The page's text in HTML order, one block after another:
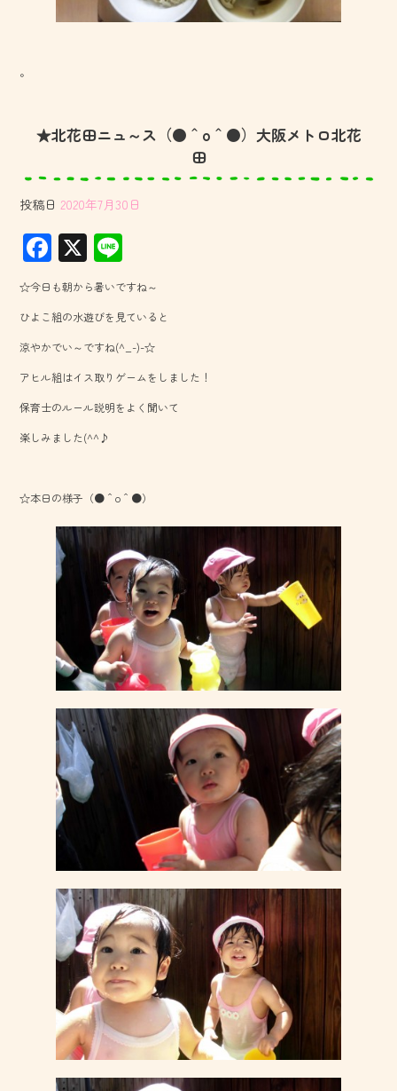
。
★北花田ニュ～ス（●＾o＾●）大阪メトロ北花
田
投稿日 2020年7月30日
F
ac
e
b
o
ok
X
ne
☆今日も朝から暑いですね～
ひよこ組の水遊びを見ていると
涼やかでい～ですね(^_-)-☆
アヒル組はイス取りゲームをしました！
保育士のルール説明をよく聞いて
楽しみました(^^♪
☆本日の様子（●＾o＾●）